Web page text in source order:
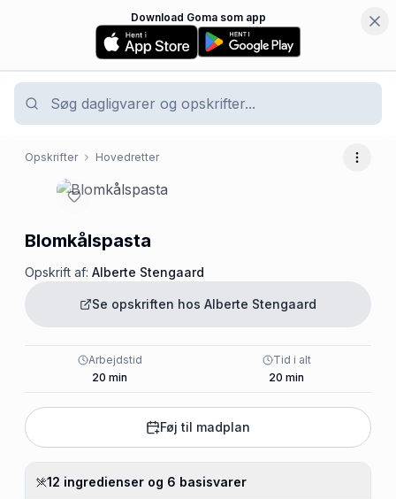
Download Goma som app
Opskrifter Hovedretter Flere
Blomkålspasta
Opskrift af: Alberte Stengaard
Se opskriften hos Alberte Stengaard
Arbejdstid
20 min
Tid i alt
20 min
Føj til madplan
12 ingredienser og 6 basisvarer